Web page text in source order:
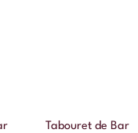
Tabouret de Bar